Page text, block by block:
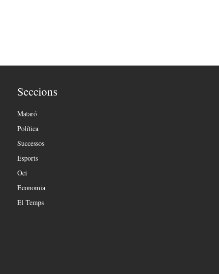
Seccions
Mataró
Política
Successos
Esports
Oci
Economia
El Temps